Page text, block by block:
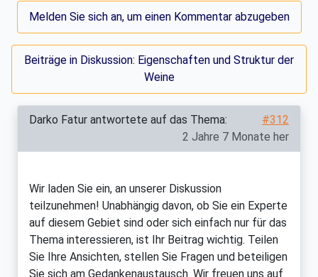
Melden Sie sich an, um einen Kommentar abzugeben
Beiträge in Diskussion: Eigenschaften und Struktur der
Weine
Darko Fatur antwortete auf das Thema:
#312
2 Jahre 7 Monate her
Wir laden Sie ein, an unserer Diskussion
teilzunehmen! Unabhängig davon, ob Sie ein Experte
auf diesem Gebiet sind oder sich einfach nur für das
Thema interessieren, ist Ihr Beitrag wichtig. Teilen
Sie Ihre Ansichten, stellen Sie Fragen und beteiligen
Sie sich am Gedankenaustausch. Wir freuen uns auf